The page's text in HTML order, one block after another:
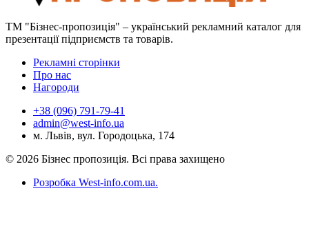
ТМ "Бізнес-пропозиція" – український рекламний каталог для
презентації підприємств та товарів.
Рекламні сторінки
Про нас
Нагороди
+38 (096) 791-79-41
admin@west-info.ua
м. Львів, вул. Городоцька, 174
© 2026 Бізнес пропозиція. Всі права захищено
Розробка West-info.com.ua.